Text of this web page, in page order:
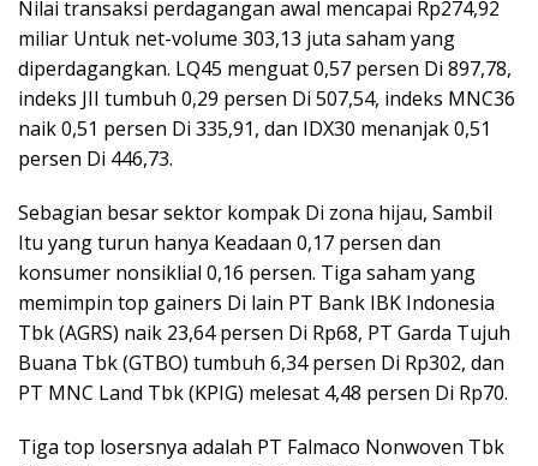
Nilai transaksi perdagangan awal mencapai Rp274,92
miliar Untuk net-volume 303,13 juta saham yang
diperdagangkan. LQ45 menguat 0,57 persen Di 897,78,
indeks JII tumbuh 0,29 persen Di 507,54, indeks MNC36
naik 0,51 persen Di 335,91, dan IDX30 menanjak 0,51
persen Di 446,73.
Sebagian besar sektor kompak Di zona hijau, Sambil
Itu yang turun hanya Keadaan 0,17 persen dan
konsumer nonsiklial 0,16 persen. Tiga saham yang
memimpin top gainers Di lain PT Bank IBK Indonesia
Tbk (AGRS) naik 23,64 persen Di Rp68, PT Garda Tujuh
Buana Tbk (GTBO) tumbuh 6,34 persen Di Rp302, dan
PT MNC Land Tbk (KPIG) melesat 4,48 persen Di Rp70.
Tiga top losersnya adalah PT Falmaco Nonwoven Tbk